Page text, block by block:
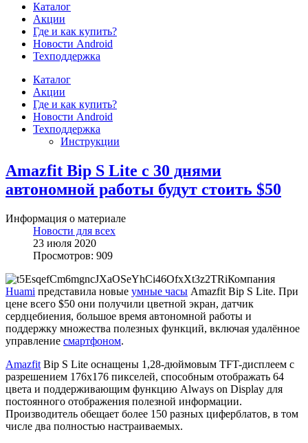
Каталог
Акции
Где и как купить?
Новости Android
Техподдержка
Каталог
Акции
Где и как купить?
Новости Android
Техподдержка
Инструкции
Amazfit Bip S Lite с 30 днями
автономной работы будут стоить $50
Информация о материале
Новости для всех
23 июля 2020
Просмотров: 909
Компания
Huami представила новые умные часы Amazfit Bip S Lite. При
цене всего $50 они получили цветной экран, датчик
сердцебиения, большое время автономной работы и
поддержку множества полезных функций, включая удалённое
управление смартфоном.
Amazfit Bip S Lite оснащены 1,28-дюймовым TFT-дисплеем с
разрешением 176х176 пикселей, способным отображать 64
цвета и поддерживающим функцию Always on Display для
постоянного отображения полезной информации.
Производитель обещает более 150 разных циферблатов, в том
числе два полностью настраиваемых.